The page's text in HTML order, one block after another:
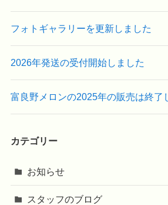
フォトギャラリーを更新しました
2026年発送の受付開始しました
富良野メロンの2025年の販売は終了
カテゴリー
お知らせ
スタッフのブログ